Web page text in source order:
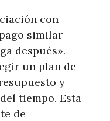
con
similar
después».
un plan de
y
tiempo. Esta
de